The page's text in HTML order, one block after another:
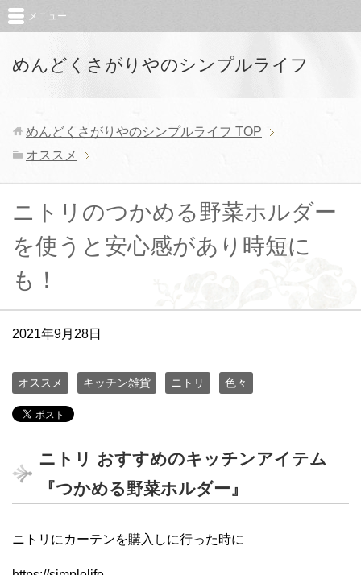
めんどくさがりやのシンプルライフ
メニュー
めんどくさがりやのシンプルライフ TOP
オススメ
ニトリのつかめる野菜ホルダー
を使うと安心感があり時短に
も！
2021年9月28日
オススメ キッチン雑貨 ニトリ 色々
ニトリ おすすめのキッチンアイテム
『つかめる野菜ホルダー』
ニトリにカーテンを購入しに行った時に